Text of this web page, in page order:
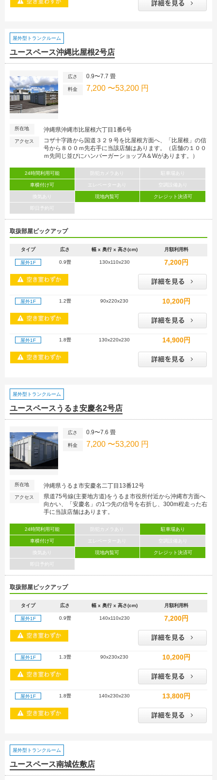
屋外型トランクルーム
ユースペース沖縄比屋根2号店
広さ 0.9〜7.7 畳
料金 7,200 〜53,200 円
所在地 沖縄県沖縄市比屋根六丁目1番6号
アクセス
コザ十字路から国道３２９号を比屋根方面へ、「比屋根」の信
号から８００ｍ先右手に当該店舗はあります。（店舗の１００
ｍ先同じ並びにハンバーガーショップA＆Wがあります。）
24時間利用可能 防犯カメラあり 駐車場あり
車横付け可 エレベーターあり 空調設備あり
換気あり 現地内覧可 クレジット決済可
即日予約可
取扱部屋ピックアップ
タイプ 広さ 幅 x 奥行 x 高さ(cm) 月額利用料
屋外1F 0.9畳 130x110x230 7,200円
屋外1F 1.2畳 90x220x230 10,200円
屋外1F 1.8畳 130x220x230 14,900円
屋外型トランクルーム
ユースペースうるま安慶名2号店
広さ 0.9〜7.6 畳
料金 7,200 〜53,200 円
所在地 沖縄県うるま市安慶名二丁目13番12号
アクセス
県道75号線(主要地方道)をうるま市役所付近から沖縄市方面へ
向かい、「安慶名」の1つ先の信号を右折し、300m程走った右
手に当該店舗はあります。
24時間利用可能 防犯カメラあり 駐車場あり
車横付け可 エレベーターあり 空調設備あり
換気あり 現地内覧可 クレジット決済可
即日予約可
取扱部屋ピックアップ
タイプ 広さ 幅 x 奥行 x 高さ(cm) 月額利用料
屋外1F 0.9畳 140x110x230 7,200円
屋外1F 1.3畳 90x230x230 10,200円
屋外1F 1.8畳 140x230x230 13,800円
屋外型トランクルーム
ユースペース南城佐敷店